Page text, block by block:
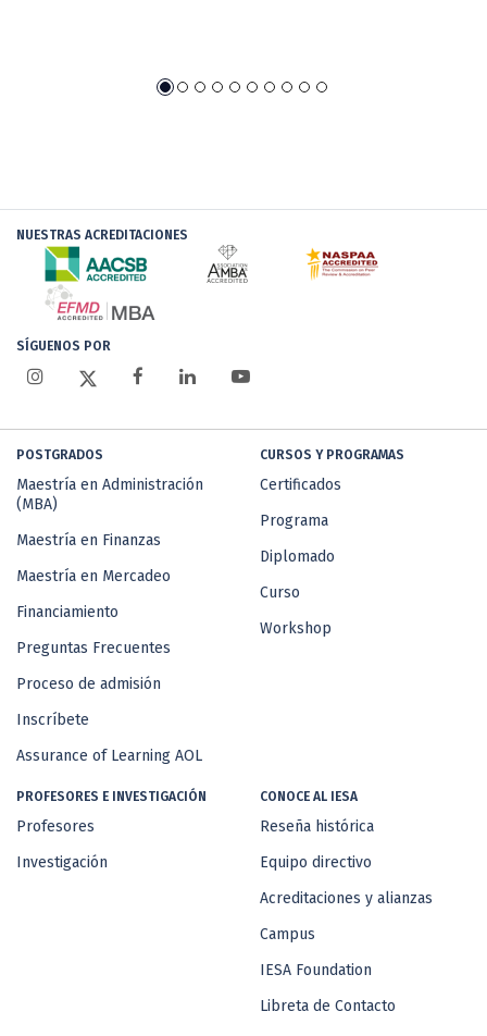
NUESTRAS ACREDITACIONES
SÍGUENOS POR
POSTGRADOS
Maestría en Administración
(MBA)
Maestría en Finanzas
Maestría en Mercadeo
Financiamiento
Preguntas Frecuentes
Proceso de admisión
Inscríbete
Assurance of Learning AOL
CURSOS Y PROGRAMAS
Certificados
Programa
Diplomado
Curso
Workshop
PROFESORES E INVESTIGACIÓN
Profesores
Investigación
CONOCE AL IESA
Reseña histórica
Equipo directivo
Acreditaciones y alianzas
Campus
IESA Foundation
Libreta de Contacto